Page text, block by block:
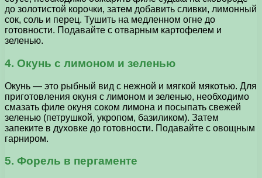
до золотистой корочки, затем добавить сливки, лимонный
сок, соль и перец. Тушить на медленном огне до
готовности. Подавайте с отварным картофелем и
зеленью.
4. Окунь с лимоном и зеленью
Окунь — это рыбный вид с нежной и мягкой мякотью. Для
приготовления окуня с лимоном и зеленью, необходимо
смазать филе окуня соком лимона и посыпать свежей
зеленью (петрушкой, укропом, базиликом). Затем
запеките в духовке до готовности. Подавайте с овощным
гарниром.
5. Форель в пергаменте